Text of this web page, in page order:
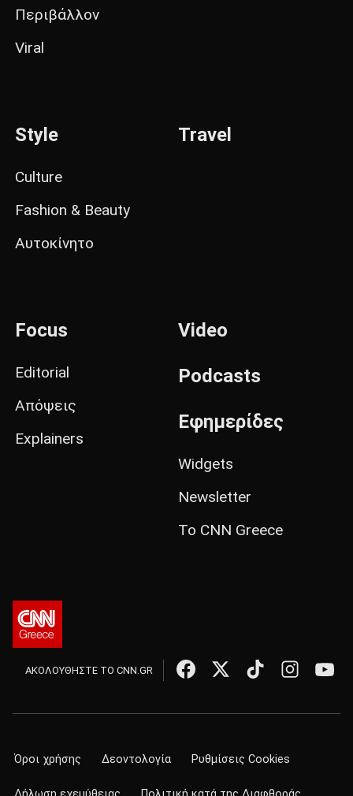
Περιβάλλον
Viral
Style
Culture
Fashion & Beauty
Αυτοκίνητο
Travel
Focus
Editorial
Απόψεις
Explainers
Video
Podcasts
Εφημερίδες
Widgets
Newsletter
Το CNN Greece
ΑΚΟΛΟΥΘΗΣΤΕ ΤΟ CNN.GR
Όροι χρήσης Δεοντολογία Ρυθμίσεις Cookies